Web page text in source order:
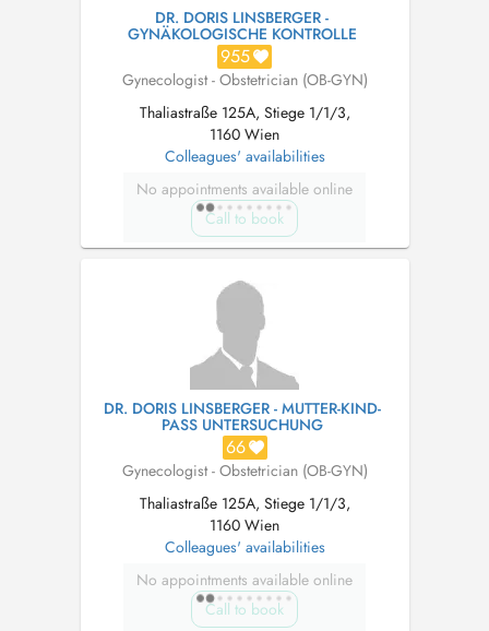
DR. DORIS LINSBERGER -
GYNÄKOLOGISCHE KONTROLLE
955
Gynecologist - Obstetrician (OB-GYN)
Thaliastraße 125A, Stiege 1/1/3,
1160 Wien
Colleagues' availabilities
No appointments available online
Call to book
DR. DORIS LINSBERGER - MUTTER-KIND-
PASS UNTERSUCHUNG
66
Gynecologist - Obstetrician (OB-GYN)
Thaliastraße 125A, Stiege 1/1/3,
1160 Wien
Colleagues' availabilities
No appointments available online
Call to book